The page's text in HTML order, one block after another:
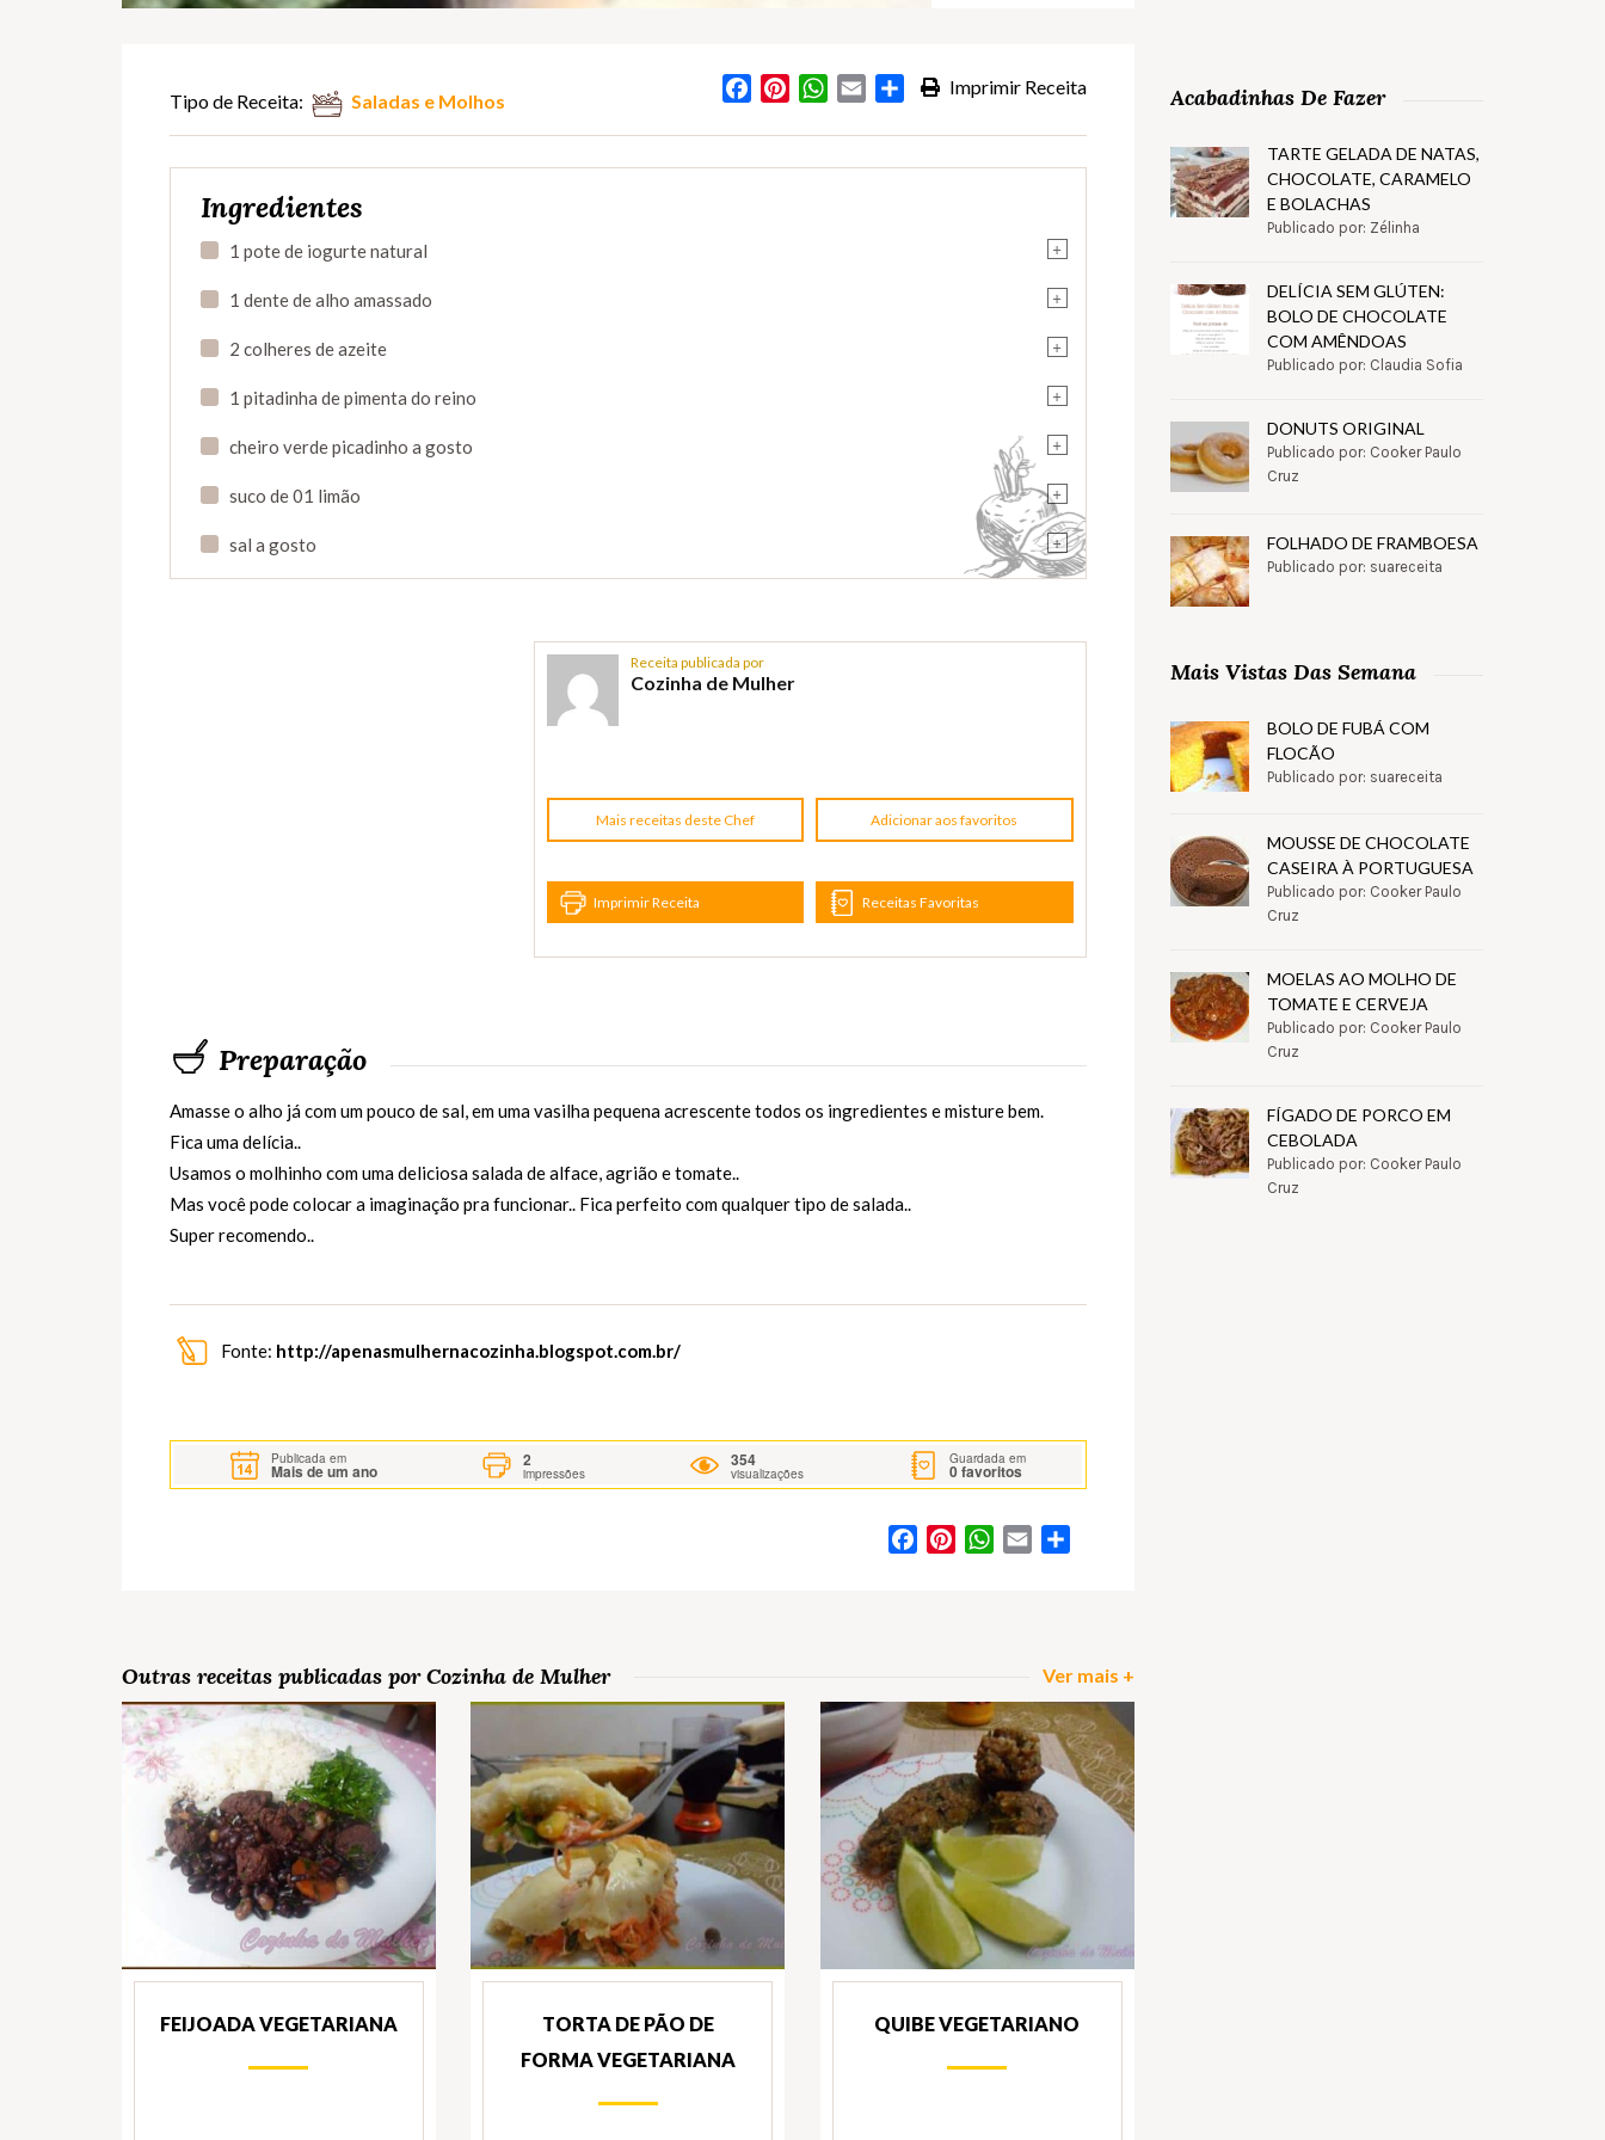
Imprimir Receita
FacebookPinterestWhatsApp
Email Partilhar
Tipo de Receita: Saladas e Molhos
Ingredientes
+
1 pote de iogurte natural
+
1 dente de alho amassado
+
2 colheres de azeite
+
1 pitadinha de pimenta do reino
+
cheiro verde picadinho a gosto
+
suco de 01 limão
+
sal a gosto
Receita publicada por
Cozinha de Mulher
Mais receitas deste Chef Adicionar aos favoritos
Imprimir Receita Receitas Favoritas
Preparação
Amasse o alho já com um pouco de sal, em uma vasilha pequena acrescente todos os ingredientes e misture bem.
Fica uma delícia..
Usamos o molhinho com uma deliciosa salada de alface, agrião e tomate..
Mas você pode colocar a imaginação pra funcionar.. Fica perfeito com qualquer tipo de salada..
Super recomendo..
Fonte: http://apenasmulhernacozinha.blogspot.com.br/
Publicada em
Mais de um ano
2
impressões
354
visualizações
Guardada em
0favoritos
FacebookPinterestWhatsApp
Email
Outras receitas publicadas por Cozinha de Mulher Ver mais +
FEIJOADA VEGETARIANA
TORTA DE PÃO DE
FORMA VEGETARIANA
QUIBE VEGETARIANO
Acabadinhas De Fazer
TARTE GELADA DE NATAS,
CHOCOLATE, CARAMELO
E BOLACHAS
Publicado por: Zélinha
DELÍCIA SEM GLÚTEN:
BOLO DE CHOCOLATE
COM AMÊNDOAS
Publicado por: Claudia Sofia
DONUTS ORIGINAL
Publicado por: Cooker Paulo
Cruz
FOLHADO DE FRAMBOESA
Publicado por: suareceita
Mais Vistas Das Semana
BOLO DE FUBÁ COM
FLOCÃO
Publicado por: suareceita
MOUSSE DE CHOCOLATE
CASEIRA À PORTUGUESA
Publicado por: Cooker Paulo
Cruz
MOELAS AO MOLHO DE
TOMATE E CERVEJA
Publicado por: Cooker Paulo
Cruz
FÍGADO DE PORCO EM
CEBOLADA
Publicado por: Cooker Paulo
Cruz